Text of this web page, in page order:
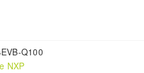
Q100
NXP